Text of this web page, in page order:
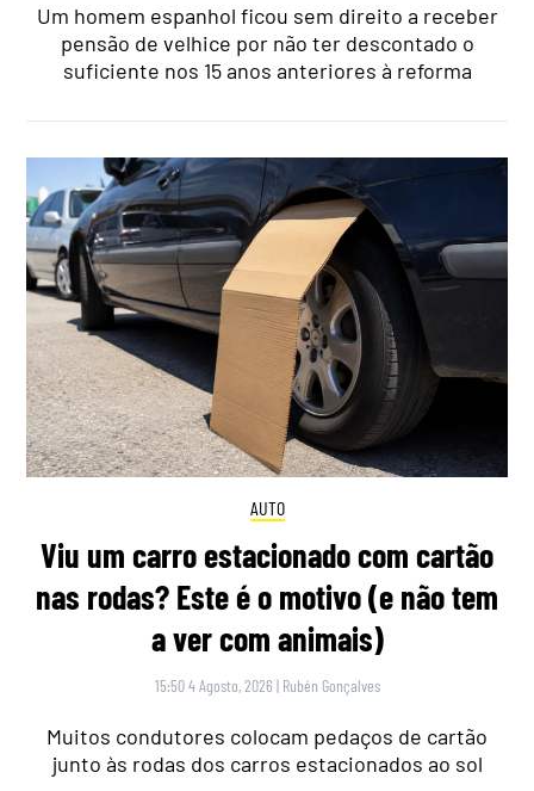
Um homem espanhol ficou sem direito a receber
pensão de velhice por não ter descontado o
suficiente nos 15 anos anteriores à reforma
AUTO
Viu um carro estacionado com cartão
nas rodas? Este é o motivo (e não tem
a ver com animais)
15:50 4 Agosto, 2026 | Rubén Gonçalves
Muitos condutores colocam pedaços de cartão
junto às rodas dos carros estacionados ao sol